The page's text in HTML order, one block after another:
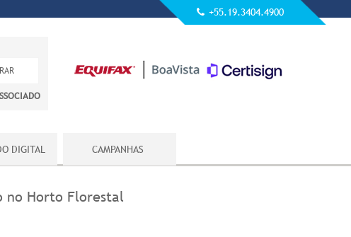
+55.19.3404.4900
DIGITAL CAMPANHAS
no Horto Florestal